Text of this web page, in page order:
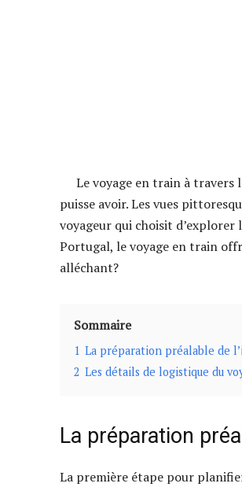
Le voyage en train à travers
puisse avoir. Les vues
voyageur qui choisit
Portugal, le voyage en train
alléchant?
Sommaire
1 La préparation préalable de
2 Les détails de logistique du
La préparation
La première étape pour